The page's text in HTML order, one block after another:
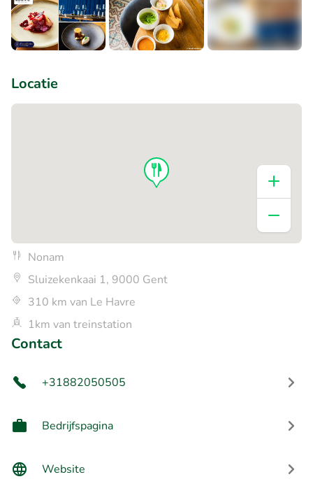
Locatie
Nonam
Sluizekenkaai 1, 9000 Gent
310 km van Le Havre
1km van treinstation
Contact
+31882050505
Bedrijfspagina
Website